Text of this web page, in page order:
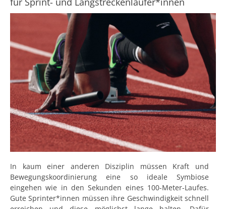
In kaum einer anderen Disziplin müssen Kraft und
Bewegungskoordinierung eine so ideale Symbiose
eingehen wie in den Sekunden eines 100-Meter-Laufes.
Gute Sprinter*innen müssen ihre Geschwindigkeit schnell